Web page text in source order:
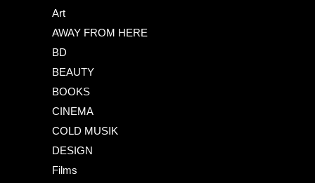
Art
AWAY FROM HERE
BD
BEAUTY
BOOKS
CINEMA
COLD MUSIK
DESIGN
Films